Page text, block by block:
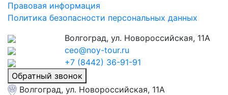
Правовая информация
Политика безопасности персональных данных
Волгоград, ул. Новороссийская, 11А
ceo@noy-tour.ru
+7 (8442) 36-91-91
Обратный звонок
Волгоград, ул. Новороссийская, 11А